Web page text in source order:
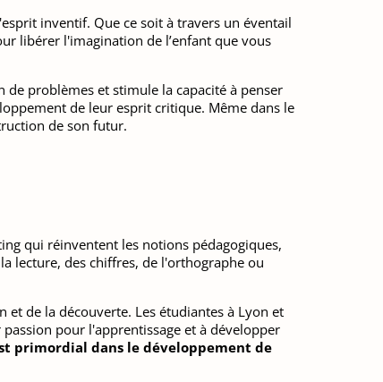
inventif. Que ce soit à travers un éventail
libérer l'imagination de l’enfant que vous
de problèmes et stimule la capacité à penser
de leur esprit critique. Même dans le
de son futur.
qui réinventent les notions pédagogiques,
lecture, des chiffres, de l'orthographe ou
de la découverte. Les étudiantes à Lyon et
pour l'apprentissage et à développer
primordial dans le développement de